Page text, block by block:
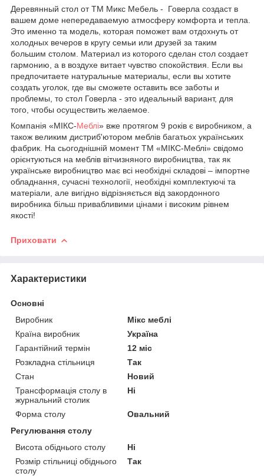
Деревянный стол от ТМ Микс Мебель - Говерла создаст в
вашем доме непередаваемую атмосферу комфорта и тепла.
Это именно та модель, которая поможет вам отдохнуть от
холодных вечеров в кругу семьи или друзей за таким
большим столом. Материал из которого сделан стол создает
гармонию, а в воздухе витает чувство спокойствия. Если вы
предпочитаете натуральные материалы, если вы хотите
создать уголок, где вы сможете оставить все заботы и
проблемы, то стол Говерла - это идеальный вариант, для
того, чтобы осуществить желаемое.
Компанія «МІКС-Меблі» вже протягом 9 років є виробником, а
також великим дистриб'ютором меблів багатьох українських
фабрик. На сьогоднішній момент ТМ «МІКС-Меблі» свідомо
орієнтуються на меблів вітчизняного виробництва, так як
українське виробництво має всі необхідні складові – імпортне
обладнання, сучасні технології, необхідні комплектуючі та
матеріали, але вигідно відрізняється від закордонного
виробника більш привабливими цінами і високим рівнем
якості!
Приховати
Характеристики
Основні
Виробник
Мікс меблі
Країна виробник
Україна
Гарантійний термін
12 міс
Розкладна стільниця
Так
Стан
Новий
Трансформація столу в
журнальний столик
Ні
Форма столу
Овальний
Регулювання столу
Висота обіднього столу
Ні
Розмір стільниці обіднього
столу
Так